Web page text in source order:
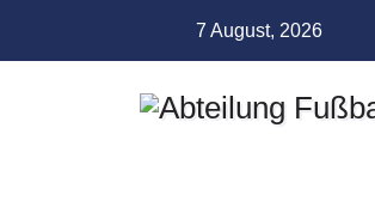
7 August, 2026